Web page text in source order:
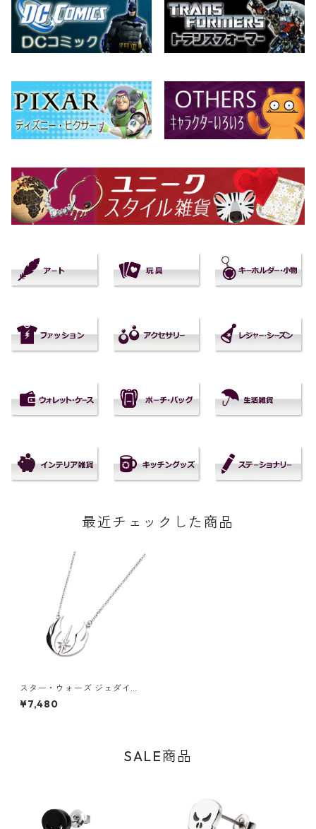
最近チェックした商品
スター・ウォーズ ジェダイ・
オーダー カットアウト CZ シ
ンボルペンダントネックレス S
¥7,480
SALE商品